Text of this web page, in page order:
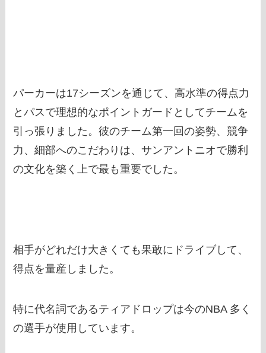
パーカーは17シーズンを通じて、高水準の得点力
とパスで理想的なポイントガードとしてチームを
引っ張りました。彼のチーム第一回の姿勢、競争
力、細部へのこだわりは、サンアントニオで勝利
の文化を築く上で最も重要でした。
相手がどれだけ大きくても果敢にドライブして、
得点を量産しました。
特に代名詞であるティアドロップは今のNBA 多く
の選手が使用しています。